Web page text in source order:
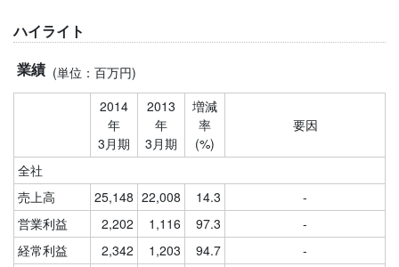
ハイライト
業績 (単位：百万円)
2014
年
3月期
2013
年
3月期
増減
率
(%)
要因
全社
売上高
25,148 22,008 14.3
-
営業利益
2,202 1,116 97.3
-
経常利益
2,342 1,203 94.7
-